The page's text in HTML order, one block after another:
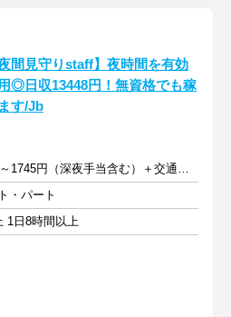
夜間見守りstaff】夜時間を有効
◎日収13448円！無資格でも稼
す/Jb
時給1681～1745円（深夜手当含む）＋交通費支給
・パート
1日8時間以上